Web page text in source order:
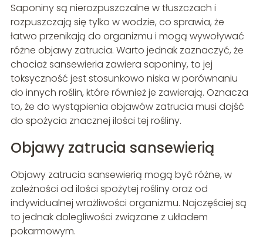
Saponiny są nierozpuszczalne w tłuszczach i
rozpuszczają się tylko w wodzie, co sprawia, że
łatwo przenikają do organizmu i mogą wywoływać
różne objawy zatrucia. Warto jednak zaznaczyć, że
chociaż sansewieria zawiera saponiny, to jej
toksyczność jest stosunkowo niska w porównaniu
do innych roślin, które również je zawierają. Oznacza
to, że do wystąpienia objawów zatrucia musi dojść
do spożycia znacznej ilości tej rośliny.
Objawy zatrucia sansewierią
Objawy zatrucia sansewierią mogą być różne, w
zależności od ilości spożytej rośliny oraz od
indywidualnej wrażliwości organizmu. Najczęściej są
to jednak dolegliwości związane z układem
pokarmowym.